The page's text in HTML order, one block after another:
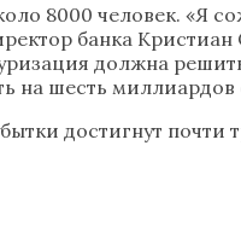
8000 человек. «Я
банка
должна
на шесть миллиардов
достигнут